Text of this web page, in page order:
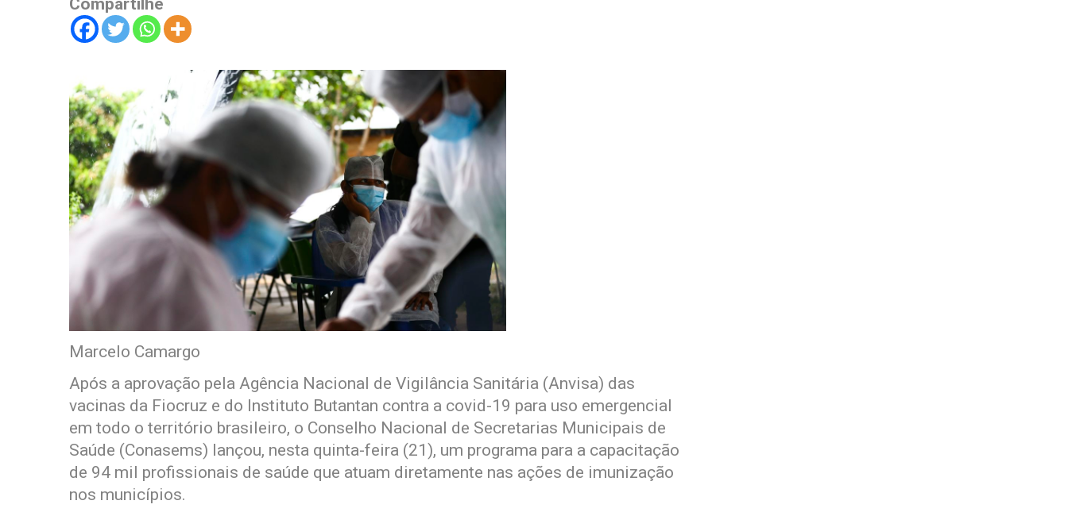
Compartilhe
Marcelo Camargo
Após a aprovação pela Agência Nacional de Vigilância Sanitária (Anvisa) das
vacinas da Fiocruz e do Instituto Butantan contra a covid-19 para uso emergencial
em todo o território brasileiro, o Conselho Nacional de Secretarias Municipais de
Saúde (Conasems) lançou, nesta quinta-feira (21), um programa para a capacitação
de 94 mil profissionais de saúde que atuam diretamente nas ações de imunização
nos municípios.